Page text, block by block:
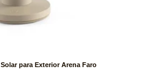
para Exterior Arena Faro